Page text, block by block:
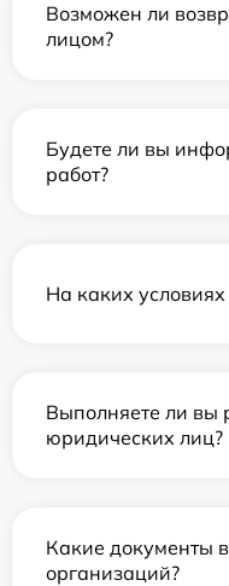
Возможен ли
лицом?
Будете ли вы
работ?
На каких условиях
Выполняете ли вы
юридических лиц?
Какие документы
организаций?